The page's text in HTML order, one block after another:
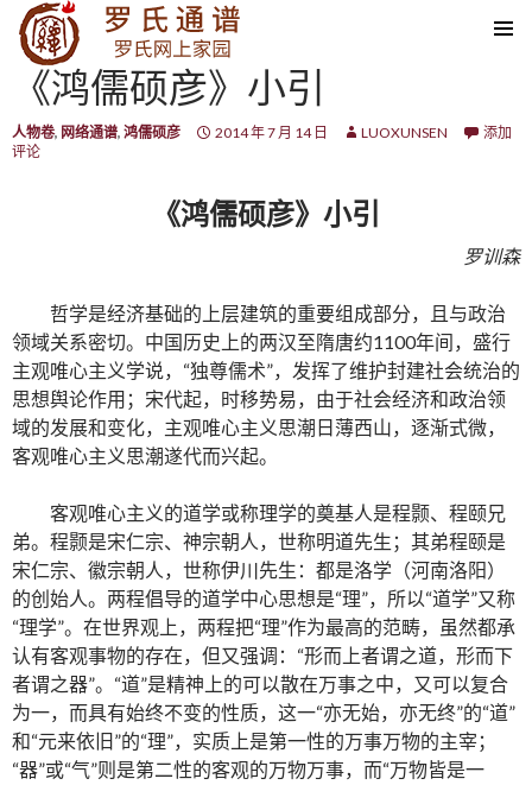
SKIP TO CONTENT
《鸿儒硕彦》小引
人物卷, 网络通谱, 鸿儒硕彦 2014 年 7 月 14 日 LUOXUNSEN
添加
评论
《鸿儒硕彦》小引
罗训森
哲学是经济基础的上层建筑的重要组成部分，且与政治
领域关系密切。中国历史上的两汉至隋唐约1100年间，盛行
主观唯心主义学说，“独尊儒术”，发挥了维护封建社会统治的
思想舆论作用；宋代起，时移势易，由于社会经济和政治领
域的发展和变化，主观唯心主义思潮日薄西山，逐渐式微，
客观唯心主义思潮遂代而兴起。
客观唯心主义的道学或称理学的奠基人是程颢、程颐兄
弟。程颢是宋仁宗、神宗朝人，世称明道先生；其弟程颐是
宋仁宗、徽宗朝人，世称伊川先生：都是洛学（河南洛阳）
的创始人。两程倡导的道学中心思想是“理”，所以“道学”又称
“理学”。在世界观上，两程把“理”作为最高的范畴，虽然都承
认有客观事物的存在，但又强调：“形而上者谓之道，形而下
者谓之器”。“道”是精神上的可以散在万事之中，又可以复合
为一，而具有始终不变的性质，这一“亦无始，亦无终”的“道”
和“元来依旧”的“理”，实质上是第一性的万事万物的主宰；
“器”或“气”则是第二性的客观的万物万事，而“万物皆是一